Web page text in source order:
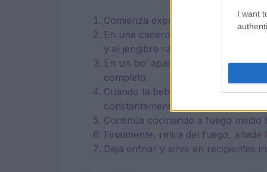
I want
Comienza exprimiendo el jugo de
En una cacerola, calienta la bebida
y el jengibre rallado.
En un bol aparte, mezcla la
completo.
Cuando la bebida vegetal esté
constantemente para evitar grumos.
Continúa cocinando a fuego medio
Finalmente, retira del fuego,
Deja enfriar y sirve en recipientes